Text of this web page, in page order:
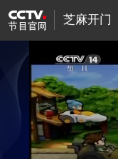
芝麻开门